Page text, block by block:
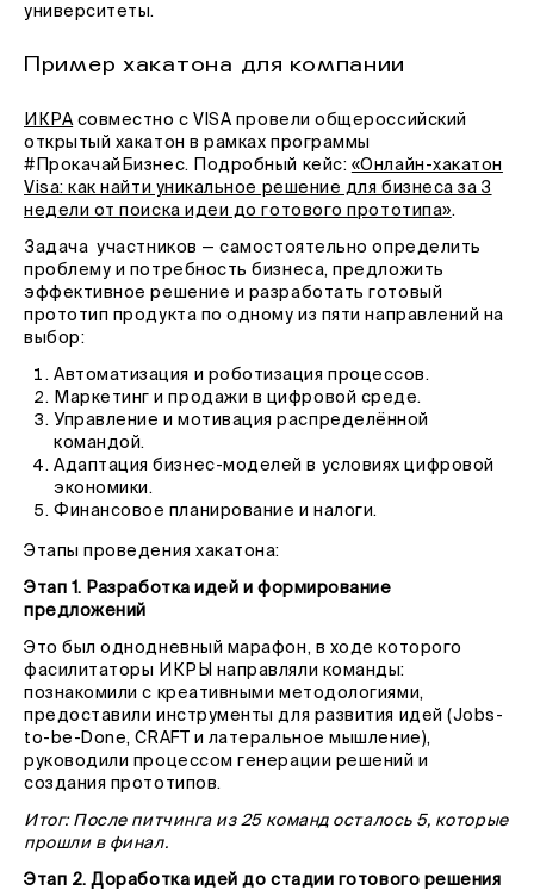
университеты.
Пример хакатона для компании
ИКРАсовместно с VISA провели общероссийский
открытый хакатон в рамках программы
#ПрокачайБизнес. Подробный кейс: «Онлайн-хакатон
Visa: как найти уникальное решение для бизнеса за 3
недели от поиска идеи до готового прототипа».
Задача участников — самостоятельно определить
проблему и потребность бизнеса, предложить
эффективное решение и разработать готовый
прототип продукта по одному из пяти направлений на
выбор:
Автоматизация и роботизация процессов.
Маркетинг и продажи в цифровой среде.
Управление и мотивация распределённой
командой.
Адаптация бизнес-моделей в условиях цифровой
экономики.
Финансовое планирование и налоги.
Этапы проведения хакатона:
Этап 1. Разработка идей и формирование
предложений
Это был однодневный марафон, в ходе которого
фасилитаторы ИКРЫ направляли команды:
познакомили с креативными методологиями,
предоставили инструменты для развития идей (Jobs-
to-be-Done, CRAFT и латеральное мышление),
руководили процессом генерации решений и
создания прототипов.
Итог: После питчинга из 25 команд осталось 5, которые
прошли в финал.
Этап 2. Доработка идей до стадии готового решения